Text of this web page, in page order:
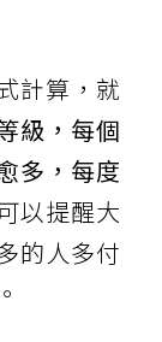
計算，就
級，每個
多，每度
以提醒大
的人多付